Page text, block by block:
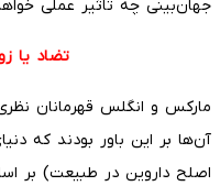
جهان‌بینی چه تاثیر عملی
تضاد یا
مارکس و انگلس قهرمانان
آن‌ها بر این باور بودند که
اصلح داروین در طبیعت) بر